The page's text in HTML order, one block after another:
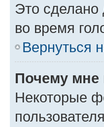
Это сделано
во время
Вернуться
Почему
Некоторые